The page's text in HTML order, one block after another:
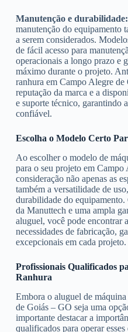
Manutenção e durabilidade:
manutenção do equipamento
a serem considerados.
de fácil acesso para
operacionais a longo prazo e
máximo durante o projeto.
ranhura em Campo Alegre
reputação da marca e a
e suporte técnico, garantindo
confiável.
Escolha o Modelo Certo
Ao escolher o modelo de
para o seu projeto em
consideração não apenas as
também a versatilidade de
durabilidade do equipamento.
da Manuttech e uma ampla
aluguel, você pode encontrar
necessidades de fabricação,
excepcionais em cada projeto.
Profissionais Qualificados
Ranhura
Embora o aluguel de
de Goiás – GO seja uma
importante destacar a
qualificados para operar